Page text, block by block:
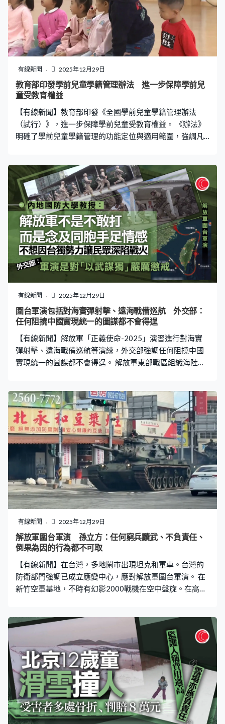
有線新聞 2025年12月29日
教育部印發學前兒童學籍管理辦法 進一步保障學前兒
童受教育權益
【有線新聞】教育部印發《全國學前兒童學籍管理辦法
（試行）》，進一步保障學前兒童受教育權益。 《辦法》
明確了學前兒童學籍管理的功能定位與適用範圍，強調凡
學前兒童學籍管理的保障措施，強調各級教育行政部門應
強化學籍安全管理和技術保障。
有線新聞 2025年12月29日
圍台軍演包括對海實彈射擊、遠海戰備巡航 外交部：
任何阻撓中國實現統一的圖謀都不會得逞
【有線新聞】解放軍「正義使命-2025」演習進行對海實
彈射擊、遠海戰備巡航等演練，外交部強調任何阻撓中國
實現統一的圖謀都不會得逞。 解放軍東部戰區組織海陸空
制空、對陸打擊等科目演練，轟炸機編隊亦到台島以東組
織遠海戰備巡航，襲打一島鏈外目標。 海軍太原艦、衢州
艦等編隊於台島西南、北部、東部海空域接續展開多型武
器實彈射擊演練，並進行防空反導、聯合反潛、聯合海上
突擊等演習，被形容成功檢驗「奪取海空制權、要港要域
封控、聯合精打擊要」的能力。 火箭軍多支部隊完成集
結，對陸上重要軍事目標進行多次模擬打擊，當局稱解放
軍已做好真打、實打的準備。東部戰區新聞發言人施毅：
「這是對『台獨』分裂勢力和外部干涉勢力的嚴重警告，
是捍衛國家主權、維護國家統一的正當必要行動。」 分析
認為較之前的演習，今次的範圍更靠近台灣，亦更著重封
控軍事基地和海上航線，呼應「要港要域封控」的主題。
另外，福建海警組織艦艇編隊在台島周邊鄰近海域，以及
原則依法管控台島及其附屬島嶼的實際行動。
有線新聞 2025年12月29日
解放軍圍台軍演 孫立方：任何窮兵黷武、不負責任、
倒果為因的行為都不可取
【有線新聞】在台灣，多地鬧市出現坦克和軍車。台灣的
防衛部門強調已成立應變中心，應對解放軍圍台軍演。 在
新竹空軍基地，不時有幻影2000戰機在空中盤旋。在高
市操兵演練。 針對解放軍宣布展開圍台軍演，台灣的防衛
部門指已成立應變中心，派遣適切兵力應對，會用實際行
動守護自由民主。台灣的防衛部門發言人孫立方：「我們
要強調，任何以這種窮兵黷武、不負責任、倒果為因的行
為，來升高區域情勢的這種做法，都是不可取。」 至於出
席完雙城論壇返台的台北市長蔣萬安則強調，任何造成區
域衝突升高的行為都予以嚴厲譴責。「我的立場非常堅定
而且一貫：要對話不要對峙，要和平繁榮、不要波濤呼
嘯。」 澎湖區漁會已呼籲漁民緊急收網避讓。民航局則預